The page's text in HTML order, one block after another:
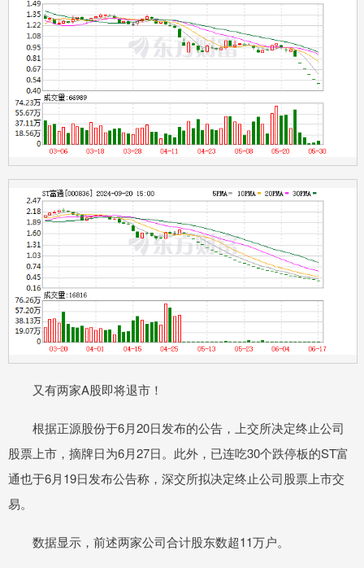
又有两家A股即将退市！
根据正源股份于6月20日发布的公告，上交所决定终止公司
股票上市，摘牌日为6月27日。此外，已连吃30个跌停板的ST富
通也于6月19日发布公告称，深交所拟决定终止公司股票上市交
易。
数据显示，前述两家公司合计股东数超11万户。